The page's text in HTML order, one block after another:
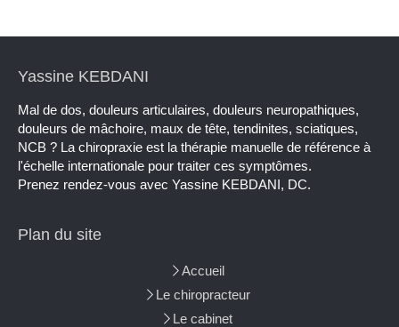
Yassine KEBDANI
Mal de dos, douleurs articulaires, douleurs neuropathiques,
douleurs de mâchoire, maux de tête, tendinites, sciatiques,
NCB ? La chiropraxie est la thérapie manuelle de référence à
l'échelle internationale pour traiter ces symptômes.
Prenez rendez-vous avec Yassine KEBDANI, DC.
Plan du site
Accueil
Le chiropracteur
Le cabinet